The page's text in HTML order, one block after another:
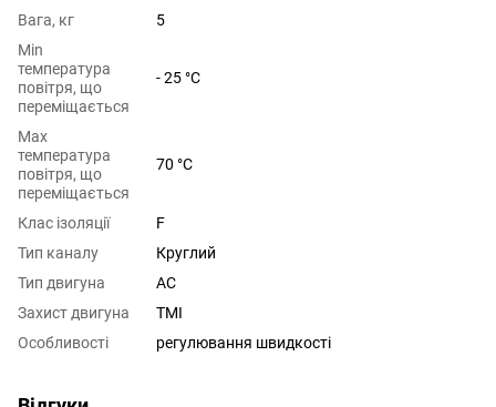
Вага, кг
5
Min
температура
повітря, що
переміщається
- 25 °C
Max
температура
повітря, що
переміщається
70 °C
Клас ізоляції
F
Тип каналу
Круглий
Тип двигуна
AC
Захист двигуна
TMI
Особливості
регулювання швидкості